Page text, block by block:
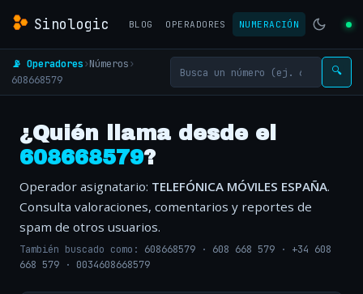
Sinologic BLOG OPERADORES NUMERACIÓN
📡 Operadores›Números›
608668579
🔍
¿Quién llama desde el
608668579?
Operador asignatario: TELEFÓNICA MÓVILES ESPAÑA.
Consulta valoraciones, comentarios y reportes de
spam de otros usuarios.
También buscado como: 608668579 · 608 668 579 · +34 608
668 579 · 0034608668579